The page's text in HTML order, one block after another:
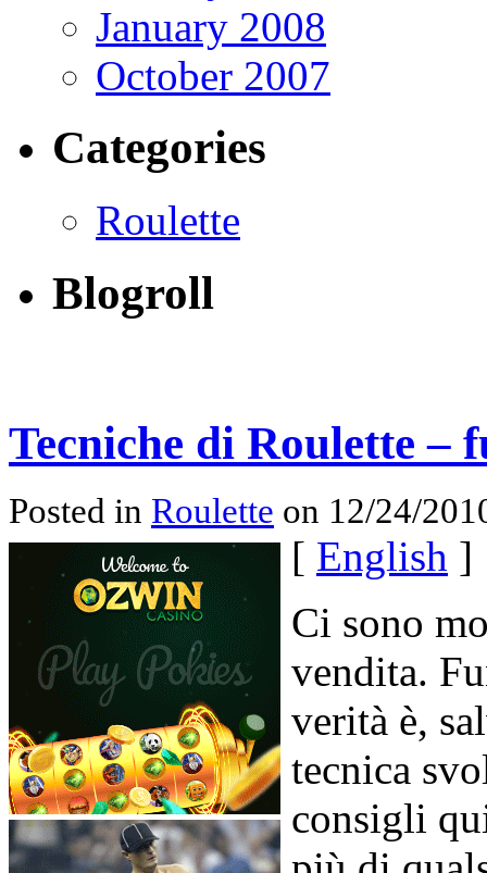
January 2008
October 2007
Categories
Roulette
Blogroll
Tecniche di Roulette –
Posted in Roulette on 12/24/
[ English ]
Ci sono
vendita.
verità è,
tecnica
consigli